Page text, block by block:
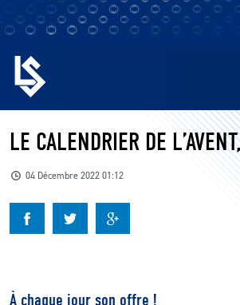
EQUIPES
BILLETTERIE
FANS
LE CALENDRIER DE
04 Décembre 2022 01:12
À chaque jour son offre !